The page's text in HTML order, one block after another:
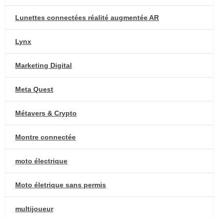
Lunettes connectées réalité augmentée AR
Lynx
Marketing Digital
Meta Quest
Métavers & Crypto
Montre connectée
moto électrique
Moto életrique sans permis
multijoueur